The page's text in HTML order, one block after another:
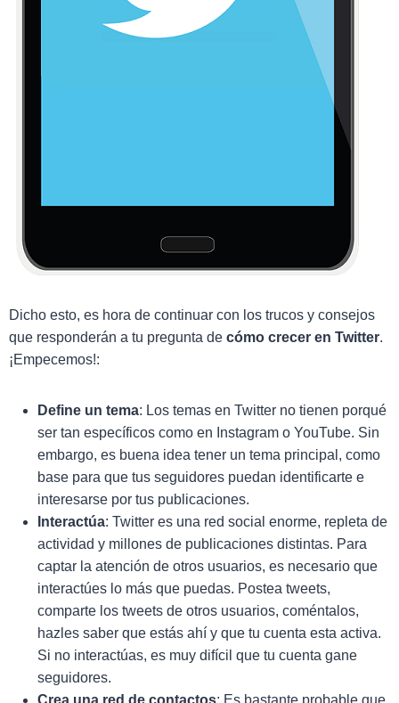
Dicho esto, es hora de continuar con los trucos y consejos
que responderán a tu pregunta de cómo crecer en Twitter.
¡Empecemos!:
Define un tema: Los temas en Twitter no tienen porqué
ser tan específicos como en Instagram o YouTube. Sin
embargo, es buena idea tener un tema principal, como
base para que tus seguidores puedan identificarte e
interesarse por tus publicaciones.
Interactúa: Twitter es una red social enorme, repleta de
actividad y millones de publicaciones distintas. Para
captar la atención de otros usuarios, es necesario que
interactúes lo más que puedas. Postea tweets,
comparte los tweets de otros usuarios, coméntalos,
hazles saber que estás ahí y que tu cuenta esta activa.
Si no interactúas, es muy difícil que tu cuenta gane
seguidores.